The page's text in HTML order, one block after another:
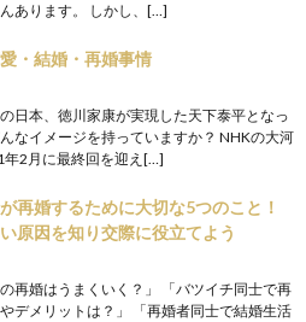
あります。 しかし、[…]
・結婚・再婚事情
日本、徳川家康が実現した天下泰平となっ
なイメージを持っていますか？ NHKの大河
年2月に最終回を迎え[…]
再婚するために大切な5つのこと！
原因を知り交際に役立てよう
の再婚はうまくいく？」 「バツイチ同士で再
デメリットは？」 「再婚者同士で結婚生活